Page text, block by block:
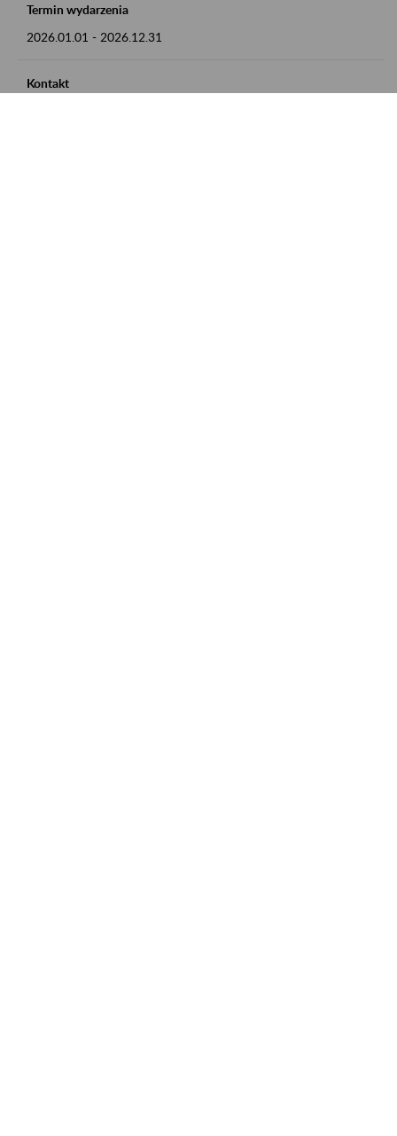
Termin wydarzenia
2026.01.01 - 2026.12.31
Kontakt